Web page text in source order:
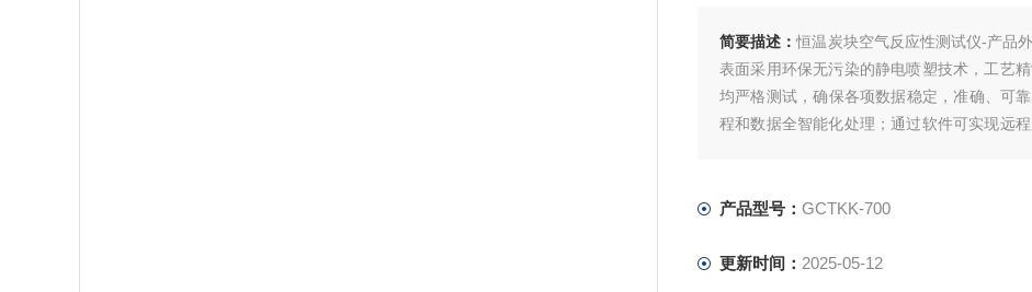
简要描述：恒温炭块空气反应性测试仪-产品
表面采用环保无污染的静电喷塑技术，工艺
均严格测试，确保各项数据稳定，准确、可
程和数据全智能化处理；通过软件可实现远
产品型号： GCTKK-700
更新时间： 2025-05-12